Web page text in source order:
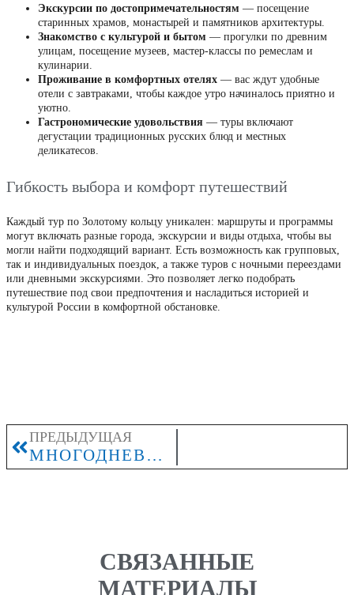
Экскурсии по достопримечательностям — посещение
старинных храмов, монастырей и памятников архитектуры.
Знакомство с культурой и бытом — прогулки по древним
улицам, посещение музеев, мастер-классы по ремеслам и
кулинарии.
Проживание в комфортных отелях — вас ждут удобные
отели с завтраками, чтобы каждое утро начиналось приятно и
уютно.
Гастрономические удовольствия — туры включают
дегустации традиционных русских блюд и местных
деликатесов.
Гибкость выбора и комфорт путешествий
Каждый тур по Золотому кольцу уникален: маршруты и программы
могут включать разные города, экскурсии и виды отдыха, чтобы вы
могли найти подходящий вариант. Есть возможность как групповых,
так и индивидуальных поездок, а также туров с ночными переездами
или дневными экскурсиями. Это позволяет легко подобрать
путешествие под свои предпочтения и насладиться историей и
культурой России в комфортной обстановке.
ПРЕДЫДУЩАЯ
МНОГОДНЕВНЫЕ ТУРЫ В РОССИИ
СВЯЗАННЫЕ
МАТЕРИАЛЫ